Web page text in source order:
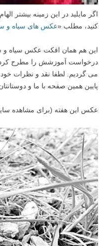
اگر مایلید در این زمینه بیشتر
کنید، مطلب «عکس های سیاه و
این هم همان افکت عکس سیاه و
درخواست آموزشش را مطرح کرده
می گردیم. لطفا نقد و نظرات
پایین همین صفحه با ما و
عکس این هفته (برای مشاهده